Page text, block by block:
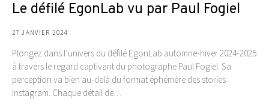
Le défilé EgonLab vu par Paul Fogiel
27 JANVIER 2024
Plongez dans l’univers du défilé EgonLab automne-hiver 2024-2025
à travers le regard captivant du photographe Paul Fogiel. Sa
perception va bien au-delà du format éphémère des stories
Instagram. Chaque détail de…